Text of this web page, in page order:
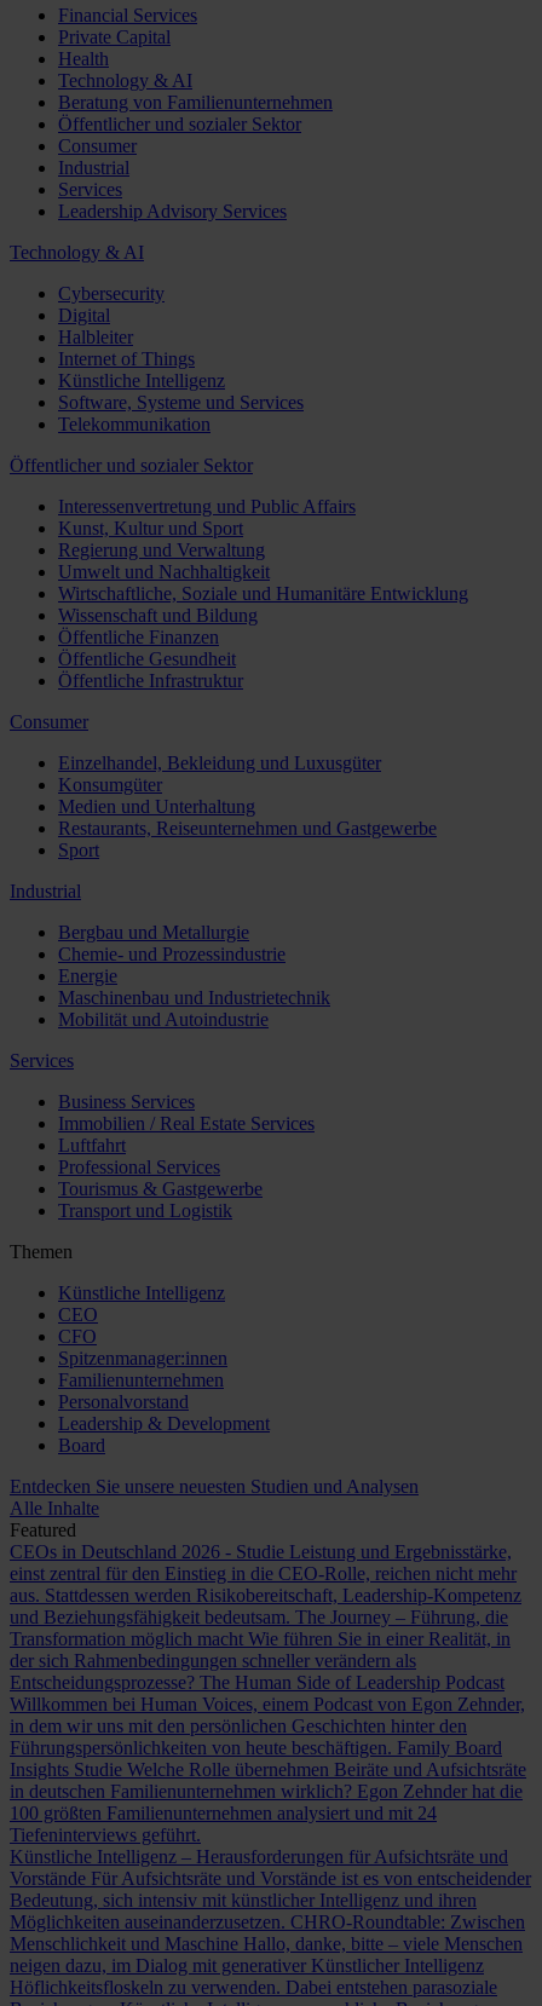
Financial Services
Private Capital
Health
Technology & AI
Beratung von Familienunternehmen
Öffentlicher und sozialer Sektor
Consumer
Industrial
Services
Leadership Advisory Services
Technology & AI
Cybersecurity
Digital
Halbleiter
Internet of Things
Künstliche Intelligenz
Software, Systeme und Services
Telekommunikation
Öffentlicher und sozialer Sektor
Interessenvertretung und Public Affairs
Kunst, Kultur und Sport
Regierung und Verwaltung
Umwelt und Nachhaltigkeit
Wirtschaftliche, Soziale und Humanitäre Entwicklung
Wissenschaft und Bildung
Öffentliche Finanzen
Öffentliche Gesundheit
Öffentliche Infrastruktur
Consumer
Einzelhandel, Bekleidung und Luxusgüter
Konsumgüter
Medien und Unterhaltung
Restaurants, Reiseunternehmen und Gastgewerbe
Sport
Industrial
Bergbau und Metallurgie
Chemie- und Prozessindustrie
Energie
Maschinenbau und Industrietechnik
Mobilität und Autoindustrie
Services
Business Services
Immobilien / Real Estate Services
Luftfahrt
Professional Services
Tourismus & Gastgewerbe
Transport und Logistik
Themen
Künstliche Intelligenz
CEO
CFO
Spitzenmanager:innen
Familienunternehmen
Personalvorstand
Leadership & Development
Board
Entdecken Sie unsere neuesten Studien und Analysen
Alle Inhalte
Featured
CEOs in Deutschland 2026 - Studie Leistung und Ergebnisstärke,
einst zentral für den Einstieg in die CEO-Rolle, reichen nicht mehr
aus. Stattdessen werden Risikobereitschaft, Leadership-Kompetenz
und Beziehungsfähigkeit bedeutsam. The Journey – Führung, die
Transformation möglich macht Wie führen Sie in einer Realität, in
der sich Rahmenbedingungen schneller verändern als
Entscheidungsprozesse? The Human Side of Leadership Podcast
Willkommen bei Human Voices, einem Podcast von Egon Zehnder,
in dem wir uns mit den persönlichen Geschichten hinter den
Führungspersönlichkeiten von heute beschäftigen. Family Board
Insights Studie Welche Rolle übernehmen Beiräte und Aufsichtsräte
in deutschen Familienunternehmen wirklich? Egon Zehnder hat die
100 größten Familienunternehmen analysiert und mit 24
Tiefeninterviews geführt.
Künstliche Intelligenz – Herausforderungen für Aufsichtsräte und
Vorstände Für Aufsichtsräte und Vorstände ist es von entscheidender
Bedeutung, sich intensiv mit künstlicher Intelligenz und ihren
Möglichkeiten auseinanderzusetzen. CHRO-Roundtable: Zwischen
Menschlichkeit und Maschine Hallo, danke, bitte – viele Menschen
neigen dazu, im Dialog mit generativer Künstlicher Intelligenz
Höflichkeitsfloskeln zu verwenden. Dabei entstehen parasoziale